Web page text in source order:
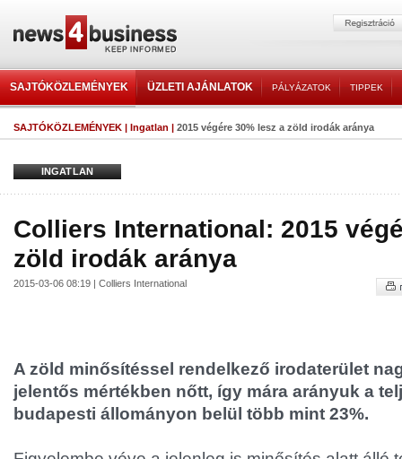
SAJTÓKÖZLEMÉNYEK ÜZLETI AJÁNLATOK PÁLYÁZATOK TIPPEK
SAJTÓKÖZLEMÉNYEK | Ingatlan | 2015 végére 30% lesz a zöld irodák aránya
INGATLAN
Colliers International: 2015
zöld irodák aránya
2015-03-06 08:19 | Colliers International
A zöld minősítéssel rendelkező irodaterület
jelentős mértékben nőtt, így mára arányuk a
budapesti állományon belül több mint 23%.